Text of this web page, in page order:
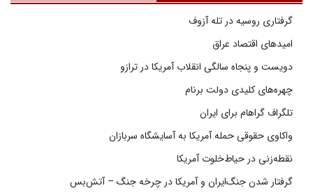
گرفتاری روسیه در تله آزوف
امیدهای اقتصاد عراق
دویست و پنجاه سالگی انقلاب آمریکا در ترازو
چهره‌های کلیدی دولت برنام
تلگراف گراهام برای ایران
واکاوی حقوقی حمله آمریکا به آسایشگاه سربازان
نقطه‌زنی در حیاط‌خلوت آمریکا
گرفتار شدن جنگ‌ایران و آمریکا در چرخه جنگ – آتش‌بس